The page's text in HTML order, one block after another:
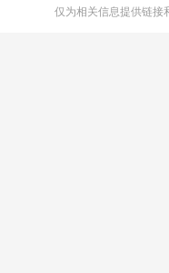
仅为相关信息提供链接